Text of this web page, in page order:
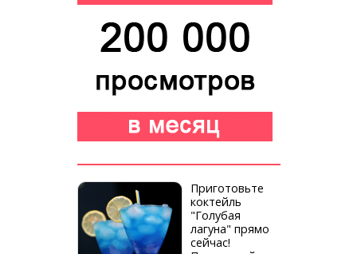
Приготовьте
коктейль
"Голубая
лагуна" прямо
сейчас!